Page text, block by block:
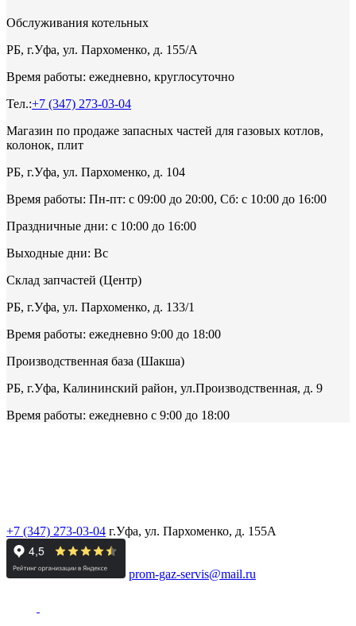
Обслуживания котельных
РБ, г.Уфа, ул. Пархоменко, д. 155/A
Время работы: ежедневно, круглосуточно
Тел.:+7 (347) 273-03-04
Магазин по продаже запасных частей для газовых котлов,
колонок, плит
РБ, г.Уфа, ул. Пархоменко, д. 104
Время работы: Пн-пт: с 09:00 до 20:00, Сб: с 10:00 до 16:00
Праздничные дни: с 10:00 до 16:00
Выходные дни: Вс
Склад запчастей (Центр)
РБ, г.Уфа, ул. Пархоменко, д. 133/1
Время работы: ежедневно 9:00 до 18:00
Производственная база (Шакша)
РБ, г.Уфа, Калининский район, ул.Производственная, д. 9
Время работы: ежедневно с 9:00 до 18:00
+7 (347) 273-03-04 г.Уфа, ул. Пархоменко, д. 155А
prom-gaz-servis@mail.ru